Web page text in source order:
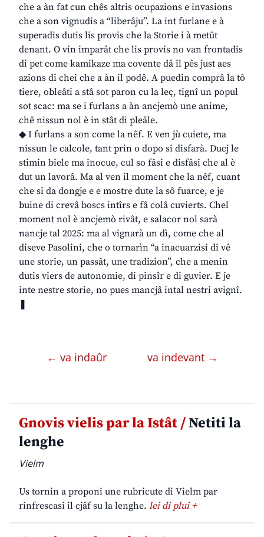
che a àn fat cun chês altris ocupazions e invasions
che a son vignudis a “liberâju”. La int furlane e à
superadis dutis lis provis che la Storie i à metût
denant. O vin imparât che lis provis no van frontadis
di pet come kamikaze ma covente dâ il pês just aes
azions di chei che a àn il podê. A puedin comprâ la tô
tiere, obleâti a stâ sot paron cu la leç, tignî un popul
sot scac: ma se i furlans a àn ancjemò une anime,
chê nissun nol è in stât di pleâle.
◆ I furlans a son come la nêf. E ven jù cuiete, ma
nissun le calcole, tant prin o dopo si disfarà. Ducj le
stimin biele ma inocue, cul so fâsi e disfâsi che al è
dut un lavorâ. Ma al ven il moment che la nêf, cuant
che si da dongje e e mostre dute la sô fuarce, e je
buine di crevâ boscs intîrs e fâ colâ cuvierts. Chel
moment nol è ancjemò rivât, e salacor nol sarà
nancje tal 2025: ma al vignarà un dì, come che al
diseve Pasolini, che o tornarìn “a inacuarzisi di vê
une storie, un passât, une tradizion”, che a menin
dutis viers de autonomie, di pinsîr e di guvier. E je
inte nestre storie, no pues mancjâ intal nestri avignî.
← va indaûr va indevant →
Gnovis vielis par la Istât /Netiti la
lenghe
Vielm
Us tornin a proponi une rubricute di Vielm par
rinfrescasi il cjâf su la lenghe. lei di plui +